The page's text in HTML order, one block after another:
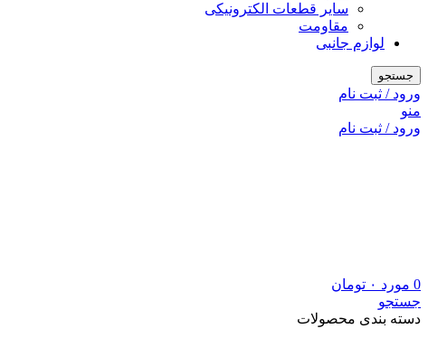
سایر قطعات الکترونیکی
مقاومت
لوازم جانبی
جستجو
ورود / ثبت نام
منو
ورود / ثبت نام
0 مورد ۰ تومان
جستجو
دسته بندی محصولات